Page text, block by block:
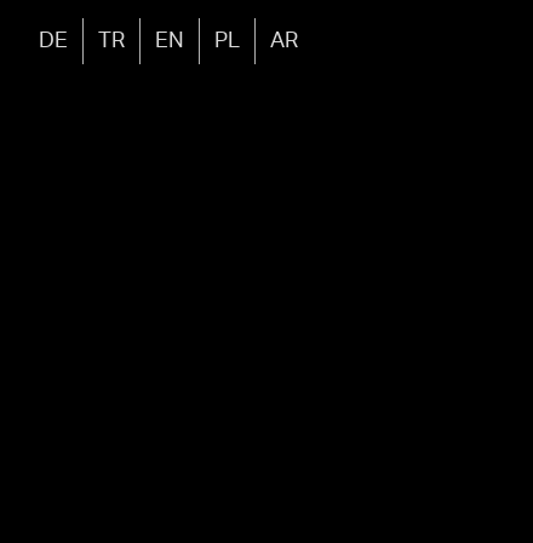
DE TR EN PL AR